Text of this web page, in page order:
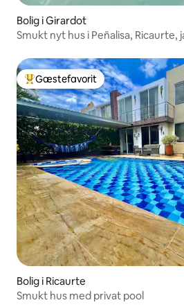
Bolig i Girardot
Smukt nyt hus i Peñalisa, Ricaurte,
Bedste gæstefavorit
Gæstefavorit
Bolig i Ricaurte
Smukt hus med privat pool